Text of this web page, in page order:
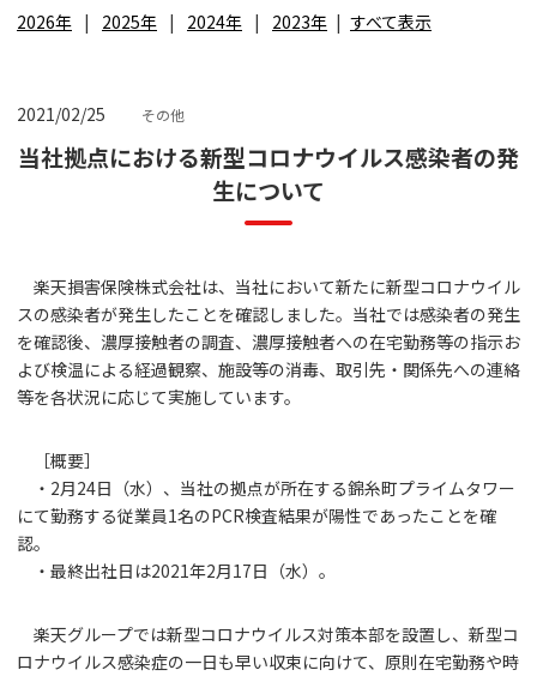
2026年 2025年 2024年 2023年 すべて表示
2021/02/25 その他
当社拠点における新型コロナウイルス感染者の発
生について
楽天損害保険株式会社は、当社において新たに新型コロナウイル
スの感染者が発生したことを確認しました。当社では感染者の発生
を確認後、濃厚接触者の調査、濃厚接触者への在宅勤務等の指示お
よび検温による経過観察、施設等の消毒、取引先・関係先への連絡
等を各状況に応じて実施しています。
［概要］
・2月24日（水）、当社の拠点が所在する錦糸町プライムタワー
にて勤務する従業員1名のPCR検査結果が陽性であったことを確
認。
・最終出社日は2021年2月17日（水）。
楽天グループでは新型コロナウイルス対策本部を設置し、新型コ
ロナウイルス感染症の一日も早い収束に向けて、原則在宅勤務や時